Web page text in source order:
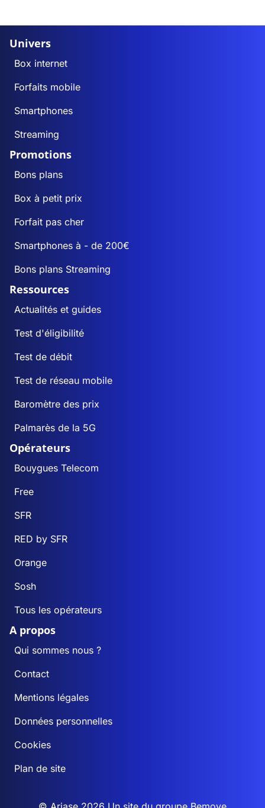
Univers
Box internet
Forfaits mobile
Smartphones
Streaming
Promotions
Bons plans
Box à petit prix
Forfait pas cher
Smartphones à - de 200€
Bons plans Streaming
Ressources
Actualités et guides
Test d'éligibilité
Test de débit
Test de réseau mobile
Baromètre des prix
Palmarès de la 5G
Opérateurs
Bouygues Telecom
Free
SFR
RED by SFR
Orange
Sosh
Tous les opérateurs
A propos
Qui sommes nous ?
Contact
Mentions légales
Données personnelles
Cookies
Plan de site